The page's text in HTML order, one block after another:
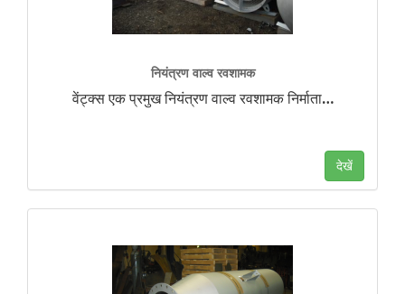
नियंत्रण वाल्व रवशामक
वेंट्क्स एक प्रमुख नियंत्रण वाल्व रवशामक निर्माता…
देखें